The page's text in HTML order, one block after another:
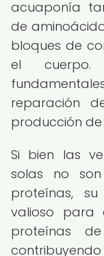
acuaponía
de
bloques de
el cuerpo.
reparación
producción de
Si bien las
solas no
proteínas,
valioso para
proteínas